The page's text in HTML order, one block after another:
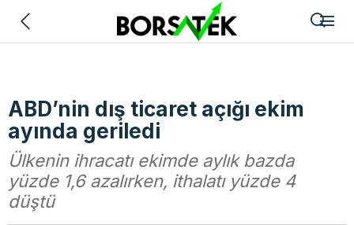
ABD’nin dış ticaret açığı ekim
ayında geriledi
Ülkenin ihracatı ekimde aylık bazda
yüzde 1,6 azalırken, ithalatı yüzde 4
düştü